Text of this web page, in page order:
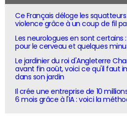
Ce Français déloge les
violence grâce à un coup de fil
Les neurologues en sont certains
pour le cerveau et quelques
Le jardinier du roi d'Angleterre
avant fin août, voici ce qu'il faut
dans son jardin
Il crée une entreprise de 10
6 mois grâce à l'IA : voici la